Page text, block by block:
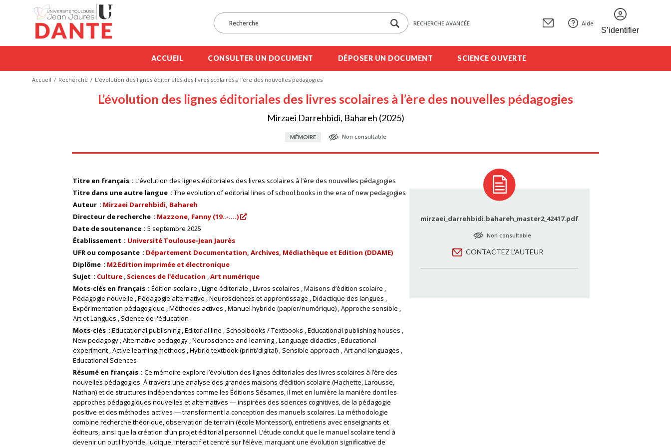
RECHERCHE AVANCÉE Aide
S’identifier
ACCUEIL CONSULTER UN DOCUMENT DÉPOSER UN DOCUMENT SCIENCE OUVERTE
Accueil Recherche L’évolution des lignes éditoriales des livres scolaires à l’ère des nouvelles pédagogies
L’évolution des lignes éditoriales des livres scolaires à l’ère des nouvelles pédagogies
Mirzaei Darrehbidi, Bahareh (2025)
MÉMOIRE Non consultable
Titre en français
L’évolution des lignes éditoriales des livres scolaires à l’ère des nouvelles pédagogies
Titre dans une autre langue
The evolution of editorial lines of school books in the era of new pedagogies
Auteur
Mirzaei Darrehbidi, Bahareh
Directeur de recherche
Mazzone, Fanny (19..-....)
Date de soutenance
5 septembre 2025
Établissement
Université Toulouse-Jean Jaurès
UFR ou composante
Département Documentation, Archives, Médiathèque et Edition (DDAME)
Diplôme
M2 Edition imprimée et électronique
Sujet
Culture Sciences de l'éducation Art numérique
Mots-clés en français
Édition scolaire Ligne éditoriale Livres scolaires Maisons d’édition scolaire
Pédagogie nouvelle Pédagogie alternative Neurosciences et apprentissage Didactique des langues
Expérimentation pédagogique Méthodes actives Manuel hybride (papier/numérique) Approche sensible
Art et Langues
Science de l'éducation
Mots-clés
Educational publishing Editorial line Schoolbooks / Textbooks Educational publishing houses
New pedagogy Alternative pedagogy Neuroscience and learning Language didactics Educational
experiment Active learning methods Hybrid textbook (print/digital) Sensible approach Art and languages
Educational Sciences
Résumé en français
Ce mémoire explore l’évolution des lignes éditoriales des livres scolaires à l’ère des
nouvelles pédagogies. À travers une analyse des grandes maisons d’édition scolaire (Hachette, Larousse,
Nathan) et de structures indépendantes comme les Éditions Sésames, il met en lumière la manière dont les
approches pédagogiques nouvelles et alternatives — inspirées des sciences cognitives, de la pédagogie
positive et des méthodes actives — transforment la conception des manuels scolaires. La méthodologie
combine recherche théorique, observation de terrain (école Montessori), entretiens avec enseignants et
éditeurs, ainsi que la création d’un projet éditorial personnel. L’étude conclut que le manuel scolaire tend à
devenir un outil hybride, ludique, interactif et centré sur l’élève, marquant une évolution significative de
mirzaei_darrehbidi.bahareh_master2_42417.pdf
Non consultable
CONTACTEZ L'AUTEUR